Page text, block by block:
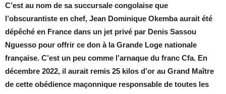
C’est au nom de sa succursale congolaise que
l’obscurantiste en chef, Jean Dominique Okemba aurait été
dépêché en France dans un jet privé par Denis Sassou
Nguesso pour offrir ce don à la Grande Loge nationale
française. C’est un peu comme l’arnaque du franc Cfa. En
décembre 2022, il aurait remis 25 kilos d’or au Grand Maître
de cette obédience maçonnique responsable de toutes les